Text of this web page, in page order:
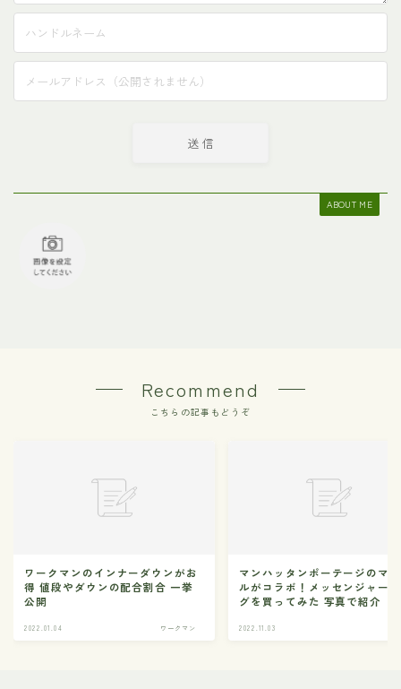
ABOUT ME
Recommend
こちらの記事もどうぞ
ワークマンのインナーダウンがお
得 値段やダウンの配合割合 一挙
公開
2022.01.04 ワークマン
マンハッタンポーテージのマ
ルがコラボ！メッセンジャー
グを買ってみた 写真で紹介
2022.11.03